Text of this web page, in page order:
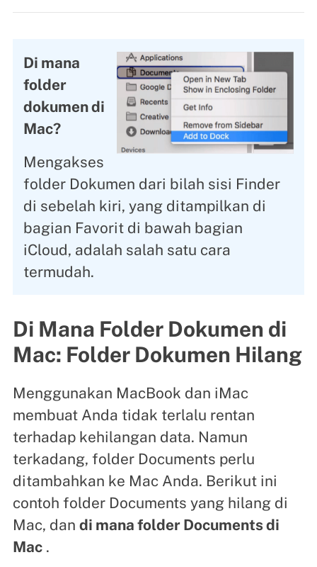
Di mana
folder
dokumen di
Mac?
Mengakses
folder Dokumen dari bilah sisi Finder
di sebelah kiri, yang ditampilkan di
bagian Favorit di bawah bagian
iCloud, adalah salah satu cara
termudah.
Di Mana Folder Dokumen di
Mac: Folder Dokumen Hilang
Menggunakan MacBook dan iMac
membuat Anda tidak terlalu rentan
terhadap kehilangan data. Namun
terkadang, folder Documents perlu
ditambahkan ke Mac Anda. Berikut ini
contoh folder Documents yang hilang di
Mac, dan di mana folder Documents di
Mac.